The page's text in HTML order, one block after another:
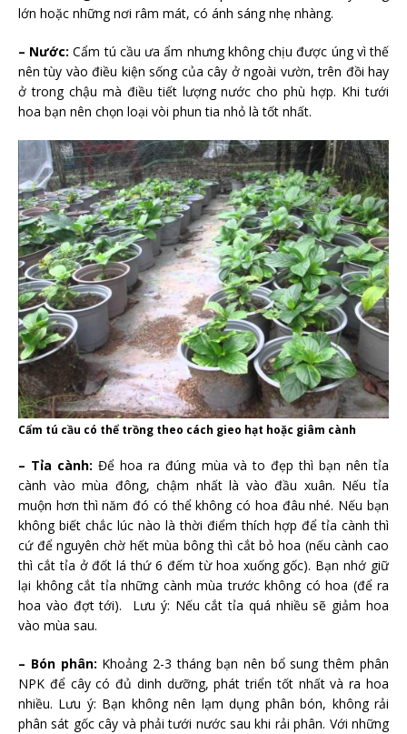
lớn hoặc những nơi râm mát, có ánh sáng nhẹ nhàng.
– Nước:Cẩm tú cầu ưa ẩm nhưng không chịu được úng vì thế
nên tùy vào điều kiện sống của cây ở ngoài vườn, trên đồi hay
ở trong chậu mà điều tiết lượng nước cho phù hợp. Khi tưới
hoa bạn nên chọn loại vòi phun tia nhỏ là tốt nhất.
Cẩm tú cầu có thể trồng theo cách gieo hạt hoặc giâm cành
– Tỉa cành: Để hoa ra đúng mùa và to đẹp thì bạn nên tỉa
cành vào mùa đông, chậm nhất là vào đầu xuân. Nếu tỉa
muộn hơn thì năm đó có thể không có hoa đâu nhé. Nếu bạn
không biết chắc lúc nào là thời điểm thích hợp để tỉa cành thì
cứ để nguyên chờ hết mùa bông thì cắt bỏ hoa (nếu cành cao
thì cắt tỉa ở đốt lá thứ 6 đếm từ hoa xuống gốc). Bạn nhớ giữ
lại không cắt tỉa những cành mùa trước không có hoa (để ra
hoa vào đợt tới). Lưu ý: Nếu cắt tỉa quá nhiều sẽ giảm hoa
vào mùa sau.
– Bón phân: Khoảng 2-3 tháng bạn nên bổ sung thêm phân
NPK để cây có đủ dinh dưỡng, phát triển tốt nhất và ra hoa
nhiều. Lưu ý: Bạn không nên lạm dụng phân bón, không rải
phân sát gốc cây và phải tưới nước sau khi rải phân. Với những